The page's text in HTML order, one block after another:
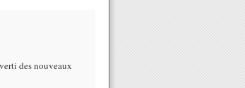
des nouveaux